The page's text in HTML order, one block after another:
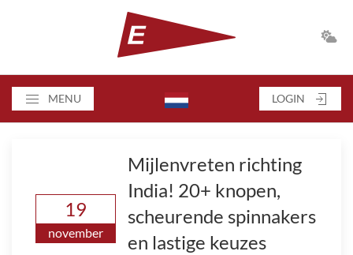
MENU LOGIN
19
november
Mijlenvreten richting
India! 20+ knopen,
scheurende spinnakers
en lastige keuzes